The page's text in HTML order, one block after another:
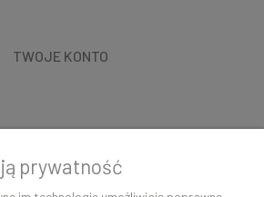
TWOJE KONTO
prywatność